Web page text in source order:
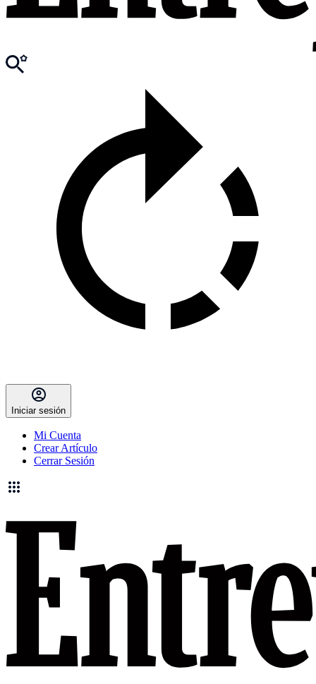
Iniciar sesión
Mi Cuenta
Crear Artículo
Cerrar Sesión